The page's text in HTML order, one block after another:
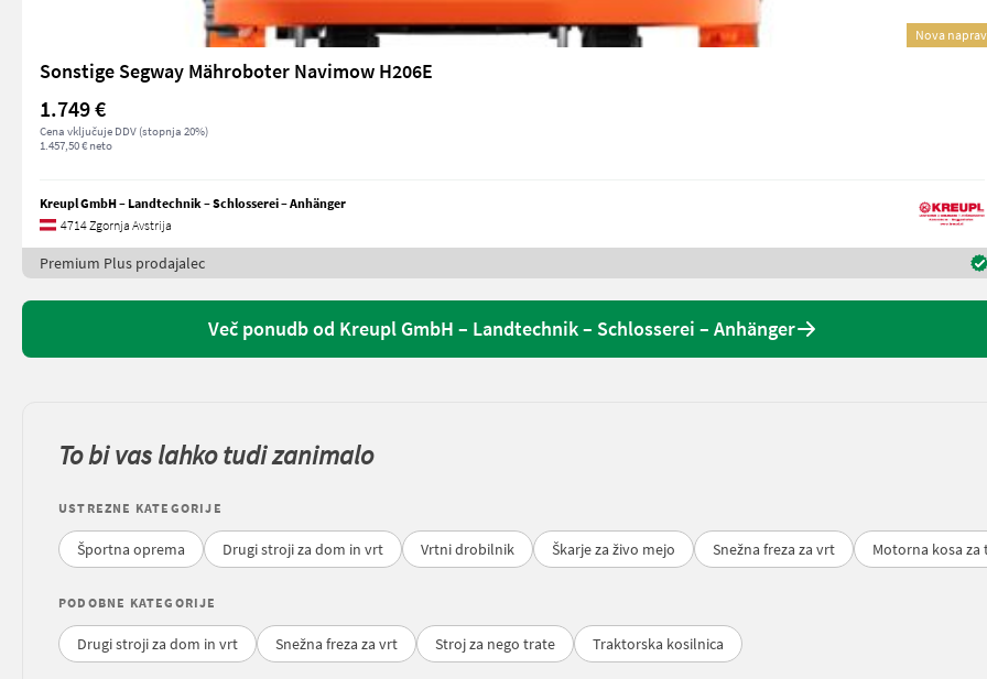
Nova
Sonstige Segway Mähroboter Navimow H206E
1.749 €
Cena vključuje DDV (stopnja 20%)
1.457,50 € neto
Kreupl GmbH – Landtechnik – Schlosserei – Anhänger
4714 Zgornja Avstrija
Premium Plus prodajalec
Več ponudb od Kreupl GmbH – Landtechnik – Schlosserei – Anhänger
To bi vas lahko tudi zanimalo
USTREZNE KATEGORIJE
Športna oprema Drugi stroji za dom in vrt Vrtni drobilnik Škarje za živo mejo Snežna freza za vrt Motorna kosa za
PODOBNE KATEGORIJE
Drugi stroji za dom in vrt Snežna freza za vrt Stroj za nego trate Traktorska kosilnica